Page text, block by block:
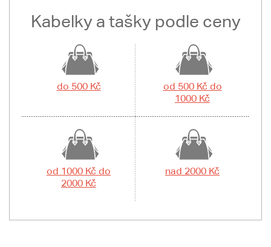
Kabelky a tašky podle ceny
do 500 Kč
od 500 Kč do
1000 Kč
od 1000 Kč do
2000 Kč
nad 2000 Kč